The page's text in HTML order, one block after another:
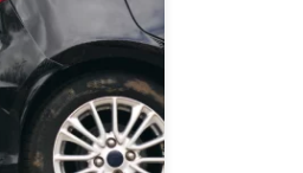
de
Que ce soit un
corporelles,